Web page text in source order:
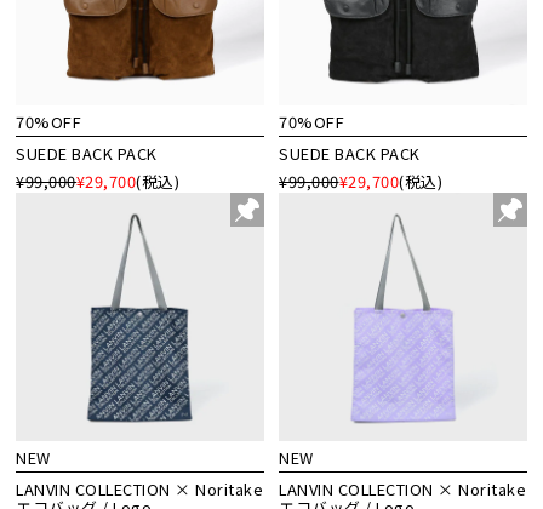
70%OFF
SUEDE BACK PACK
¥99,000¥29,700(税込)
70%OFF
SUEDE BACK PACK
¥99,000¥29,700(税込)
NEW
LANVIN COLLECTION × Noritake
NEW
LANVIN COLLECTION × Noritake